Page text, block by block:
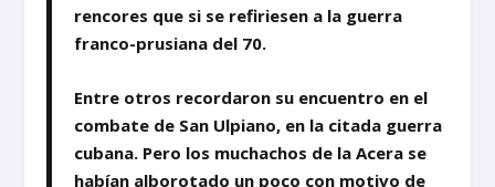
rencores que si se refiriesen a la guerra
franco-prusiana del 70.
Entre otros recordaron su encuentro en el
combate de San Ulpiano, en la citada guerra
cubana. Pero los muchachos de la Acera se
habían alborotado un poco con motivo de